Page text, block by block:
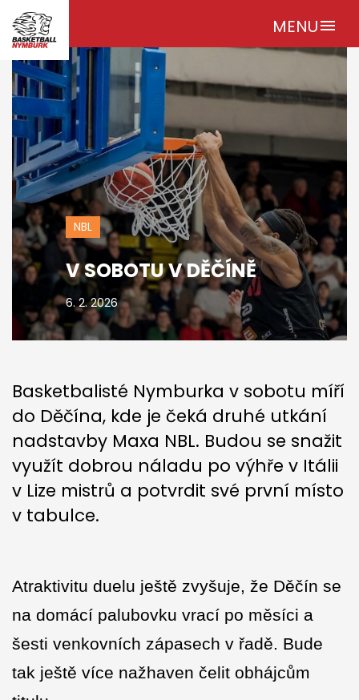
MENUmenu
NBL
V SOBOTU V DĚČÍNĚ
6. 2. 2026
Basketbalisté Nymburka v sobotu míří
do Děčína, kde je čeká druhé utkání
nadstavby Maxa NBL. Budou se snažit
využít dobrou náladu po výhře v Itálii
v Lize mistrů a potvrdit své první místo
v tabulce.
Atraktivitu duelu ještě zvyšuje, že Děčín se
na domácí palubovku vrací po měsíci a
šesti venkovních zápasech v řadě. Bude
tak ještě více nažhaven čelit obhájcům